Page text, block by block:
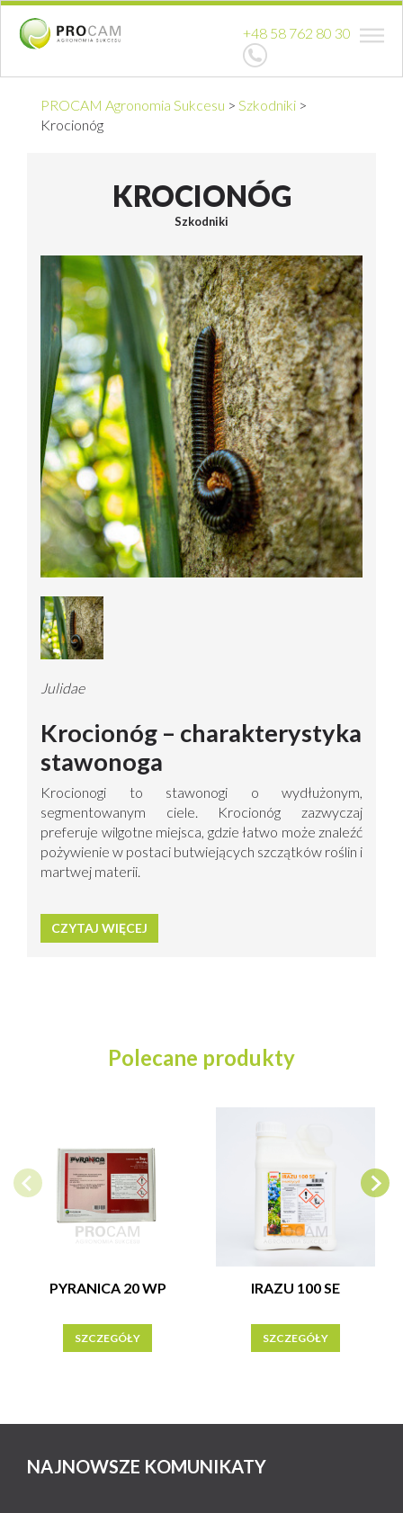
+48 58 762 80 30
PROCAM Agronomia Sukcesu > Szkodniki >
Krocionóg
KROCIONÓG
Szkodniki
Julidae
Krocionóg – charakterystyka
stawonoga
Krocionogi to stawonogi o wydłużonym,
segmentowanym ciele. Krocionóg zazwyczaj
preferuje wilgotne miejsca, gdzie łatwo może znaleźć
pożywienie w postaci butwiejących szczątków roślin i
martwej materii.
CZYTAJ WIĘCEJ
Polecane produkty
PYRANICA 20 WP
SZCZEGÓŁY
IRAZU 100 SE
SZCZEGÓŁY
NAJNOWSZE KOMUNIKATY